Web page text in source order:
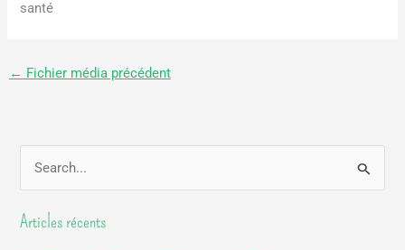
santé
← Fichier média précédent
c
Articles récents